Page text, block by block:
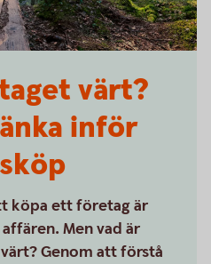
värt?
inför
köpa ett företag är
Men vad är
Genom att förstå